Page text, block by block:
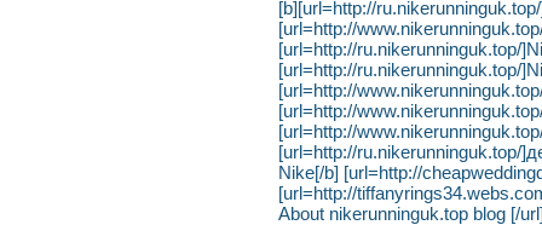
[b][url=http://
[url=http://
[url=http://ru.nikerunninguk.top/
[url=http://ru.nikerunninguk.top/
[url=http://
[url=http://
[url=http://
[url=http://ru.nikerunninguk.top/
Nike[/b] [url=http://
[url=http://
About nikerunninguk.top blog [/